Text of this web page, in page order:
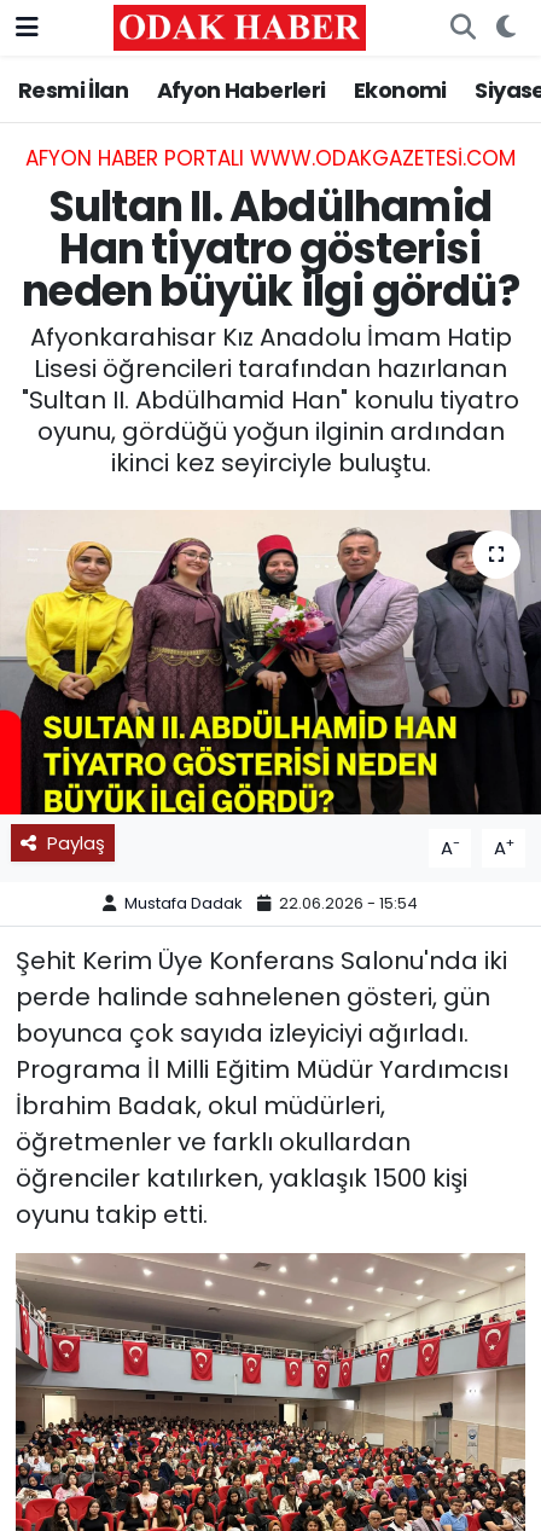
Resmi İlan Afyon Haberleri Ekonomi
AFYON HABER PORTALI WWW.ODAKGAZETESI.COM
Sultan II. Abdülhamid
Han tiyatro gösterisi
neden büyük ilgi gördü?
Afyonkarahisar Kız Anadolu İmam Hatip
Lisesi öğrencileri tarafından hazırlanan
"Sultan II. Abdülhamid Han" konulu tiyatro
oyunu, gördüğü yoğun ilginin ardından
ikinci kez seyirciyle buluştu.
Paylaş A- A+
Mustafa Dadak 22.06.2026 - 15:54
Şehit Kerim Üye Konferans Salonu'nda iki
perde halinde sahnelenen gösteri, gün
boyunca çok sayıda izleyiciyi ağırladı.
Programa İl Milli Eğitim Müdür Yardımcısı
İbrahim Badak, okul müdürleri,
öğretmenler ve farklı okullardan
öğrenciler katılırken, yaklaşık 1500 kişi
oyunu takip etti.
AFYONKARAHİSAR HABERLERİ
Resmi İlan
ASAYİŞ
GÜNCEL
SİYASET
EĞİTİM
MAGAZİN
SPOR
11:11 MANŞET
Nöbetçi Eczaneler
Hava Durumu
Trafik Durumu
Süper Lig Puan Durumu ve Fikstür
Tüm Manşetler
Son Dakika Haberleri
Haber Arşivi